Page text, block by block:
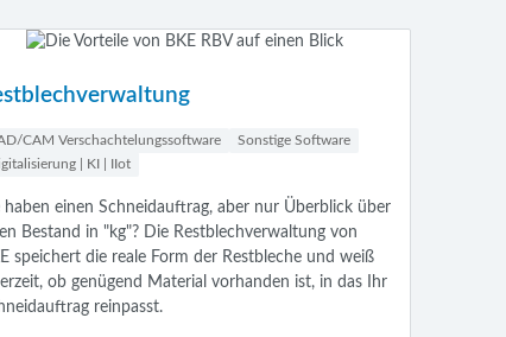
CAM Verschachtelungssoftware
Sonstige Software
| KI | IIot
haben einen Schneidauftrag, aber nur Überblick über
Bestand in "kg"? Die Restblechverwaltung von
speichert die reale Form der Restbleche und weiß
ob genügend Material vorhanden ist, in das Ihr
reinpasst.